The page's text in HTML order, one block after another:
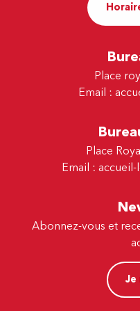
Place
Email :
Place
Email : accueil-
Abonnez-vous et
Je